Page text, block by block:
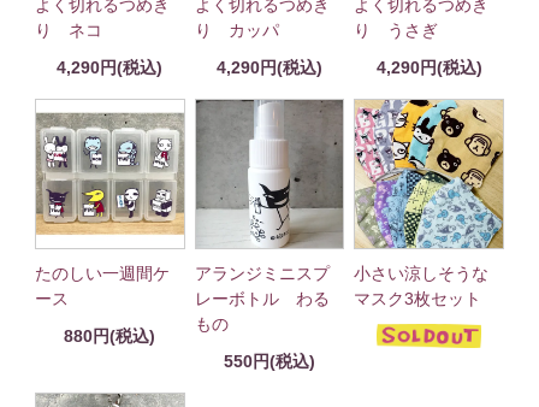
よく切れるつめき
り ネコ
4,290円(税込)
よく切れるつめき
り カッパ
4,290円(税込)
よく切れるつめき
り うさぎ
4,290円(税込)
たのしい一週間ケ
ース
880円(税込)
アランジミニスプ
レーボトル わる
もの
550円(税込)
小さい涼しそうな
マスク3枚セット